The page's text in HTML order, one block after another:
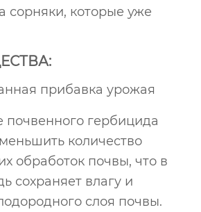
сорняки, которые уже
прибавка урожая
гербицида
количество
обработок почвы, что в
сохраняет влагу и
слоя почвы.